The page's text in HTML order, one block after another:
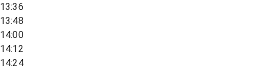
13:36
13:48
14:00
14:12
14:24